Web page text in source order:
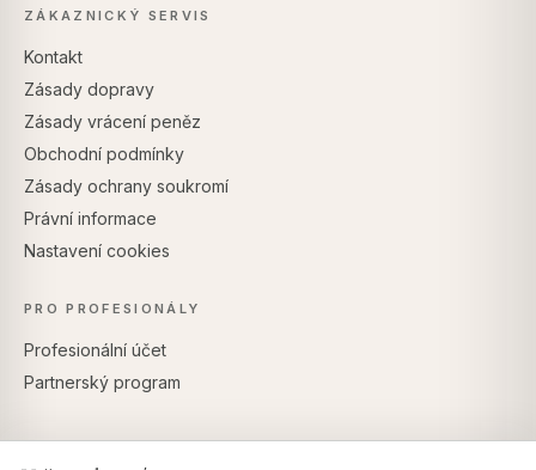
ZÁKAZNICKÝ SERVIS
Kontakt
Zásady dopravy
Zásady vrácení peněz
Obchodní podmínky
Zásady ochrany soukromí
Právní informace
Nastavení cookies
PRO PROFESIONÁLY
Profesionální účet
Partnerský program